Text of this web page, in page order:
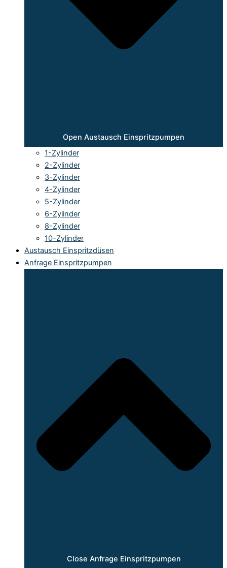
Open Austausch Einspritzpumpen
1-Zylinder
2-Zylinder
3-Zylinder
4-Zylinder
5-Zylinder
6-Zylinder
8-Zylinder
10-Zylinder
Austausch Einspritzdüsen
Anfrage Einspritzpumpen
Close Anfrage Einspritzpumpen